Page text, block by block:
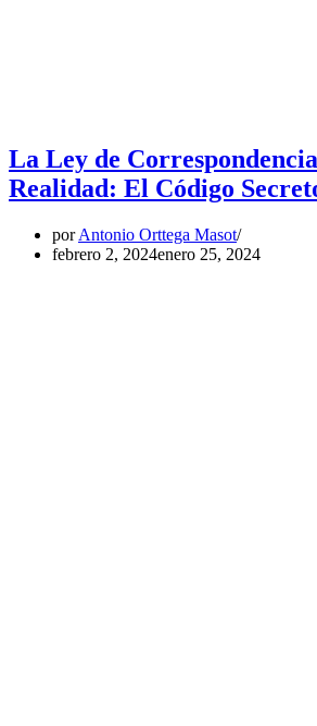
La Ley de
Realidad: El Código
porAntonio Orttega Masot
febrero 2, 2024enero 25, 2024